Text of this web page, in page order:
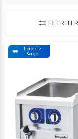
FİLTRELER
Ücretsiz
Kargo